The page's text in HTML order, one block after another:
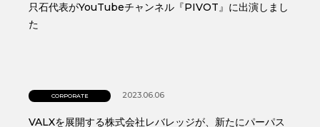
只石代表がYouTubeチャンネル『PIVOT』に出演しまし
た
CORPORATE 2023.06.06
VALXを展開する株式会社レバレッジが、新たにパーパス